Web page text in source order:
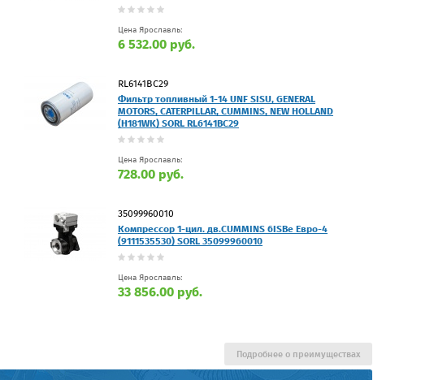
Цена Ярославль:
6 532.00 руб.
RL6141BC29
Фильтр топливный 1-14 UNF SISU, GENERAL
MOTORS, CATERPILLAR, CUMMINS, NEW HOLLAND
(H181WK) SORL RL6141BC29
Цена Ярославль:
728.00 руб.
35099960010
Компрессор 1-цил. дв.CUMMINS 6ISBe Евро-4
(9111535530) SORL 35099960010
Цена Ярославль:
33 856.00 руб.
Подробнее о преимуществах